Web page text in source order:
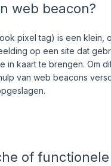
web beacon?
pixel tag) is een klein,
op een site dat
in kaart te brengen. Om
van web beacons
of